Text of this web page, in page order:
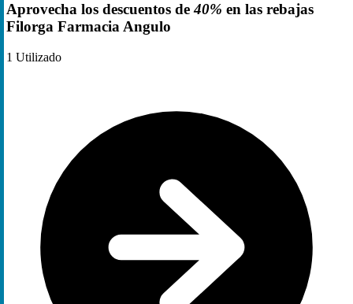
Aprovecha los descuentos de40% en las rebajas
Filorga Farmacia Angulo
1 Utilizado